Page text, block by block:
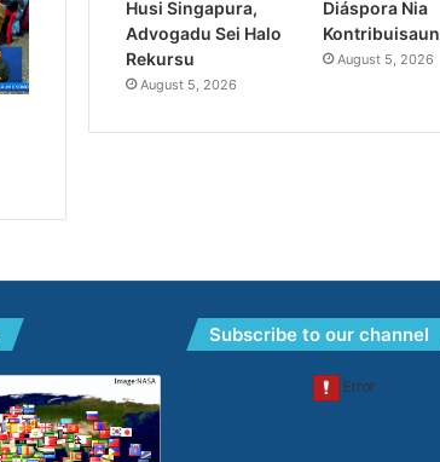
Husi Singapura,
Advogadu Sei Halo
Rekursu
August 5, 2026
Diáspora Nia
Kontribuisaun
August 5, 2026
Subscribe to our channel